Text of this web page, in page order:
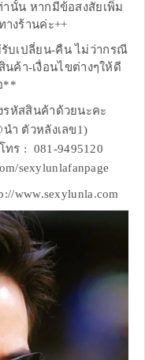
านั้น หากมีข้อสงสัยเพิ่ม
งร้านค่ะ++
บเปลี่ยน-คืน ไม่ว่ากรณี
ค้า-เงื่อนไขต่างๆให้ดี
**
หัสสินค้าด้วยนะคะ
นำ ตัวหลังเลข1)
ทร : 081-9495120
sexylunlafanpage
www.sexylunla.com